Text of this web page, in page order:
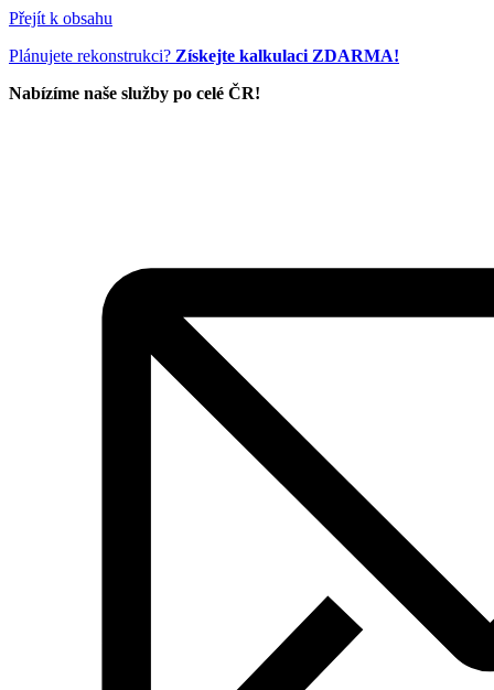
Přejít k obsahu
Plánujete rekonstrukci? Získejte kalkulaci ZDARMA!
Nabízíme naše služby po celé ČR!